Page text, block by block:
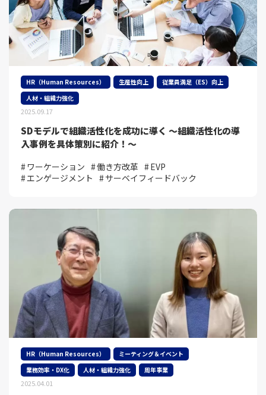
HR（Human Resources） 生産性向上
従業員満足（ES）向上
人材・組織力強化
2025.09.17
SDモデルで組織活性化を成功に導く ～組織活性化の導
入事例を具体策別に紹介！～
ワーケーション 働き方改革
EVP
エンゲージメント
サーベイフィードバック
HR（Human Resources）
ミーティング＆イベント
業務効率・DX化
人材・組織力強化 周年事業
2025.04.01